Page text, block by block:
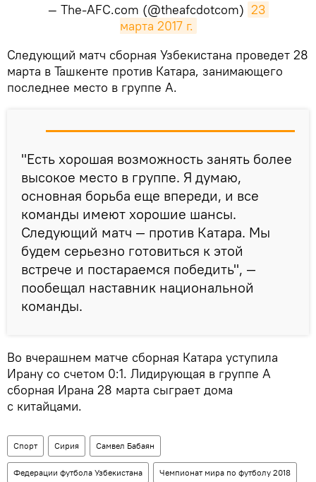
— The-AFC.com (@theafcdotcom) 23
марта 2017 г.
Следующий матч сборная Узбекистана проведет 28
марта в Ташкенте против Катара, занимающего
последнее место в группе А.
"Есть хорошая возможность занять более
высокое место в группе. Я думаю,
основная борьба еще впереди, и все
команды имеют хорошие шансы.
Следующий матч — против Катара. Мы
будем серьезно готовиться к этой
встрече и постараемся победить", —
пообещал наставник национальной
команды.
Во вчерашнем матче сборная Катара уступила
Ирану со счетом 0:1. Лидирующая в группе А
сборная Ирана 28 марта сыграет дома
с китайцами.
Спорт Сирия Самвел Бабаян
Федерации футбола Узбекистана Чемпионат мира по футболу 2018